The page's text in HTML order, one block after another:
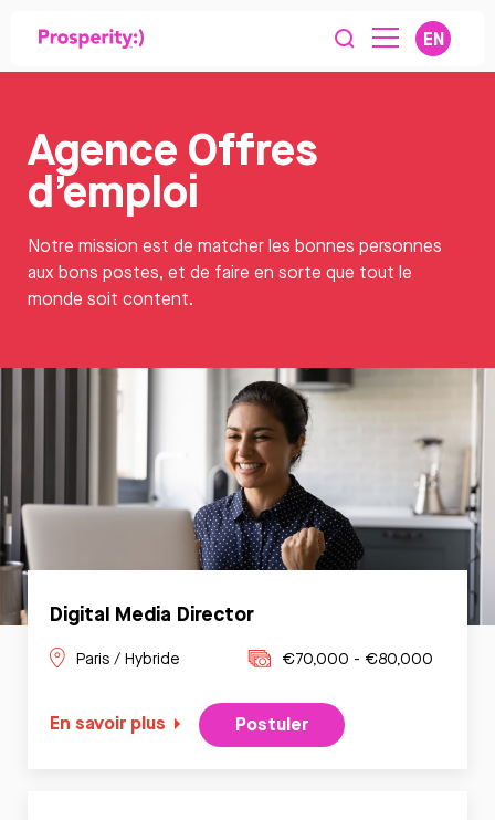
EN
Agence Offres
d’emploi
Notre mission est de matcher les bonnes personnes
aux bons postes, et de faire en sorte que tout le
monde soit content.
Digital Media Director
Paris / Hybride €70,000 - €80,000
En savoir plus Postuler